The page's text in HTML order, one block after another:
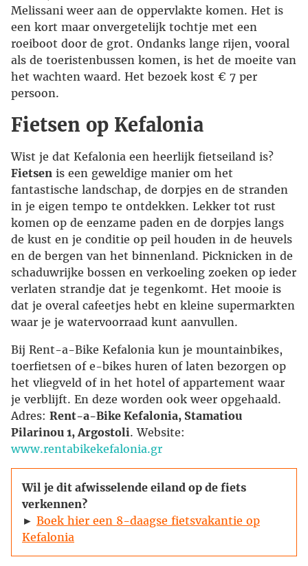
Melissani weer aan de oppervlakte komen. Het is
een kort maar onvergetelijk tochtje met een
roeiboot door de grot. Ondanks lange rijen, vooral
als de toeristenbussen komen, is het de moeite van
het wachten waard. Het bezoek kost € 7 per
persoon.
Fietsen op Kefalonia
Wist je dat Kefalonia een heerlijk fietseiland is?
Fietsen is een geweldige manier om het
fantastische landschap, de dorpjes en de stranden
in je eigen tempo te ontdekken. Lekker tot rust
komen op de eenzame paden en de dorpjes langs
de kust en je conditie op peil houden in de heuvels
en de bergen van het binnenland. Picknicken in de
schaduwrijke bossen en verkoeling zoeken op ieder
verlaten strandje dat je tegenkomt. Het mooie is
dat je overal cafeetjes hebt en kleine supermarkten
waar je je watervoorraad kunt aanvullen.
Bij Rent-a-Bike Kefalonia kun je mountainbikes,
toerfietsen of e-bikes huren of laten bezorgen op
het vliegveld of in het hotel of appartement waar
je verblijft. En deze worden ook weer opgehaald.
Adres: Rent-a-Bike Kefalonia, Stamatiou
Pilarinou 1, Argostoli. Website:
www.rentabikekefalonia.gr
Wil je dit afwisselende eiland op de fiets
verkennen?
► Boek hier een 8-daagse fietsvakantie op
Kefalonia